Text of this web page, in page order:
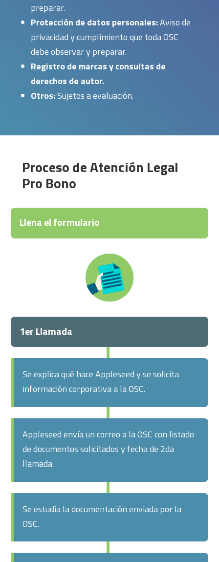
preparar.
Protección de datos personales:Aviso de
privacidad y cumplimiento que toda OSC
debe observar y preparar.
Registro de marcas y consultas de
derechos de autor.
Otros:Sujetos a evaluación.
Proceso de Atención Legal
Pro Bono
Llena el formulario
1er Llamada
Se explica qué hace Appleseed y se solicita
información corporativa a la OSC.
Appleseed envía un correo a la OSC con listado
de documentos solicitados y fecha de 2da
llamada.
Se estudia la documentación enviada por la
OSC.